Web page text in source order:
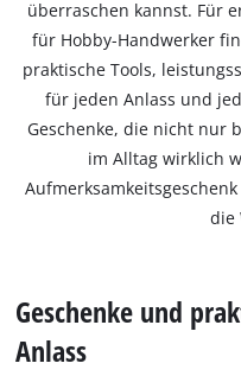
überraschen kannst. Für
für Hobby-Handwerker
praktische Tools,
für jeden Anlass und
Geschenke, die nicht nur
im Alltag wirklich
die
Geschenke und
Anlass